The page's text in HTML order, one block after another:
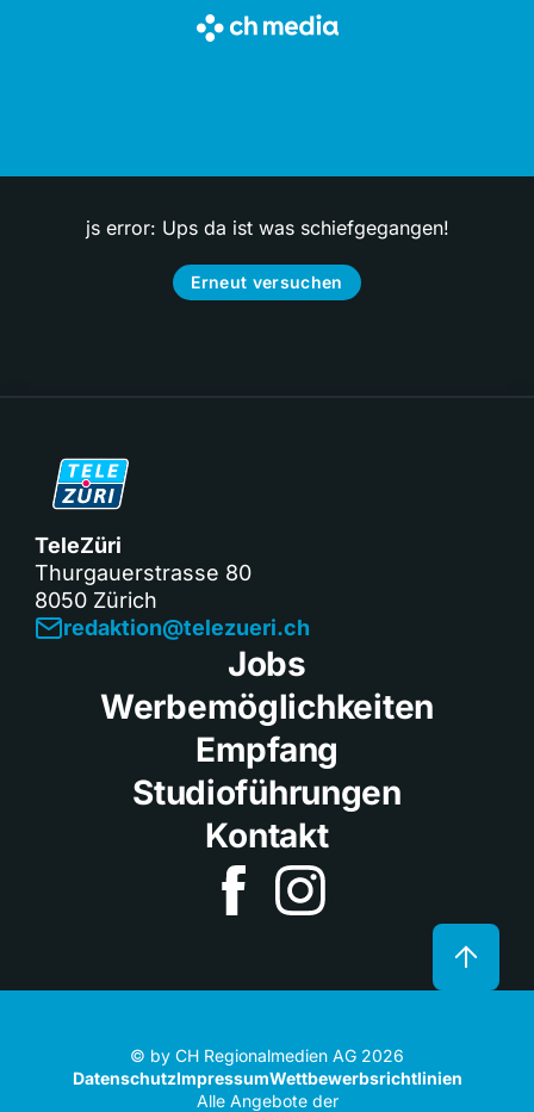
js error: Ups da ist was schiefgegangen!
Erneut versuchen
TeleZüri
Thurgauerstrasse 80
8050 Zürich
redaktion@telezueri.ch
Jobs
Werbemöglichkeiten
Empfang
Studioführungen
Kontakt
© by CH Regionalmedien AG 2026
DatenschutzImpressumWettbewerbsrichtlinien
Alle Angebote der